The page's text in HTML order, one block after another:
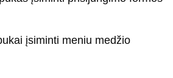
įsiminti meniu medžio